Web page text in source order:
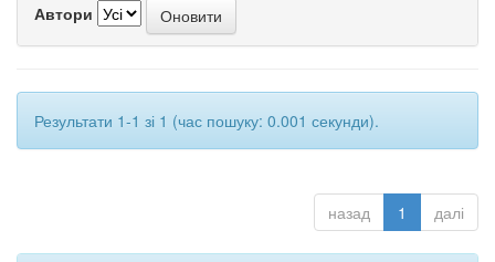
Автори
Результати 1-1 зі 1 (час пошуку: 0.001 секунди).
назад 1 далі